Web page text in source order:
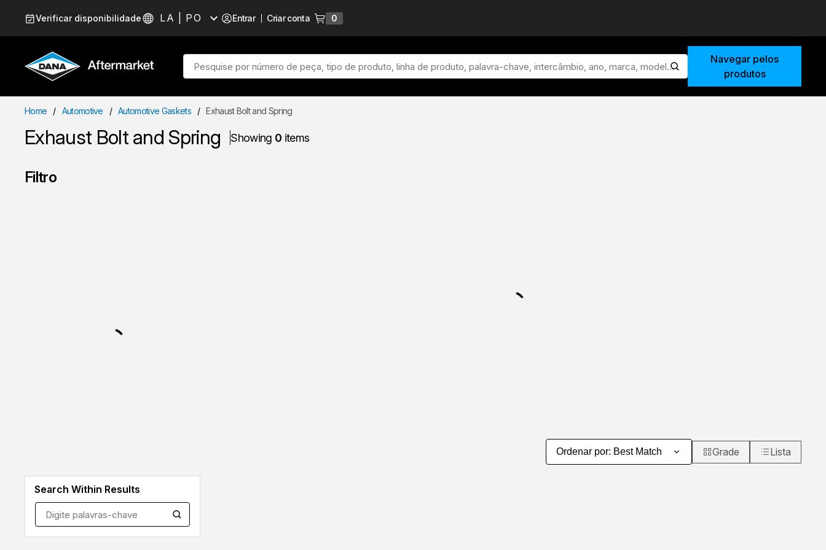
Verificar disponibilidadeIdiomaLA | PO Entrar Criar conta 0
Busca no site
enviar pesquisa
Navegar pelos
produtos
Home / Automotive / Automotive Gaskets / Exhaust Bolt and Spring
Exhaust Bolt and Spring Showing 0 items
Filtro
Search Within Results
Ordenar por: Best Match Visualização em grade de
Grade Visualização
Lista